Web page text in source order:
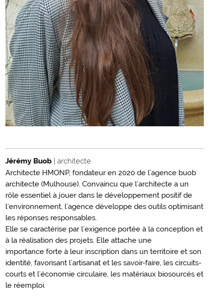
Jérémy Buob | architecte
Architecte HMONP, fondateur en 2020 de l’agence buob
architecte (Mulhouse). Convaincu que l’architecte a un
rôle essentiel à jouer dans le développement positif de
l’environnement, l’agence développe des outils optimisant
les réponses responsables.
Elle se caractérise par l’exigence portée à la conception et
à la réalisation des projets. Elle attache une
importance forte à leur inscription dans un territoire et son
identité, favorisant l’artisanat et les savoir-faire, les circuits-
courts et l’économie circulaire, les matériaux biosourcés et
le réemploi.